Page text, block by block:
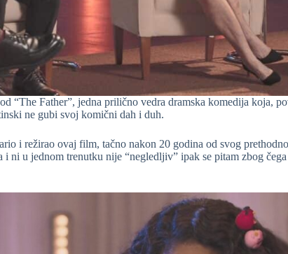
“The Father”, jedna prilično vedra dramska komedija koja,
ne gubi svoj komični dah i duh.
i režirao ovaj film, tačno nakon 20 godina od svog
ni u jednom trenutku nije “negledljiv” ipak se pitam zbog